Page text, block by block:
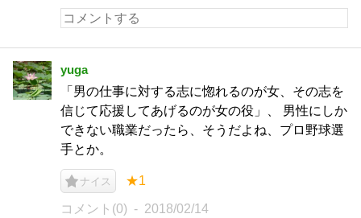
yuga
「男の仕事に対する志に惚れるのが女、その志を
信じて応援してあげるのが女の役」、 男性にしか
できない職業だったら、そうだよね、プロ野球選
手とか。
ナイス ★1
コメント(0) 2018/02/14